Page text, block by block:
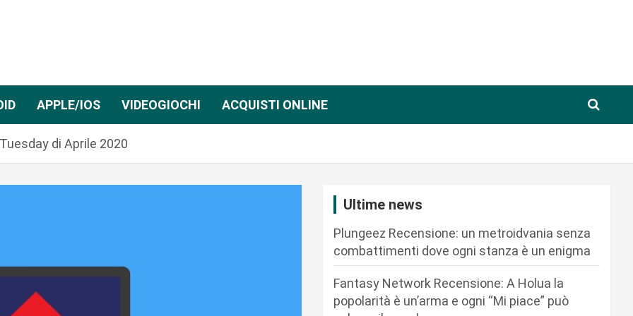
APPLE/IOS VIDEOGIOCHI ACQUISTI ONLINE
di Aprile 2020
Ultime news
Plungeez Recensione: un metroidvania senza
combattimenti dove ogni stanza è un enigma
Fantasy Network Recensione: A Holua la
popolarità è un’arma e ogni “Mi piace” può